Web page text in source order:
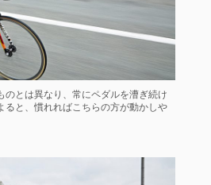
のとは異なり、常にペダルを漕ぎ続け
ると、慣れればこちらの方が動かしや